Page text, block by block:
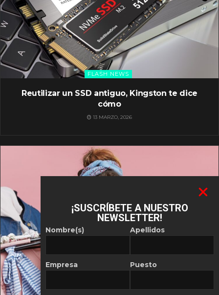
FLASH NEWS
Reutilizar un SSD antiguo, Kingston te dice
cómo
13 MARZO, 2026
¡SUSCRÍBETE A NUESTRO
NEWSLETTER!
Nombre(s)
Empresa
Apellidos
Puesto